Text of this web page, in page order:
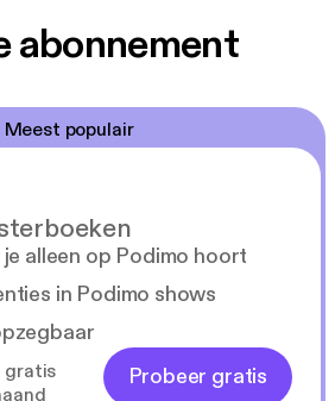
abonnement
Meest populair
alleen op Podimo hoort
in Podimo shows
gratis
Probeer gratis